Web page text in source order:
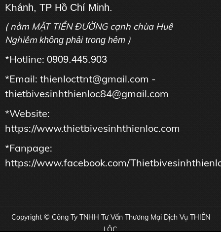
Khánh, TP Hồ Chí Minh.
( nằm MẶT TIỀN ĐƯỜNG cạnh chùa Huê
Nghiêm không phải trong hẻm )
*Hotline: 0909.445.903
*Email: thienlocttnt@gmail.com -
thietbivesinhthienloc84@gmail.com
*Website:
https://www.thietbivesinhthienloc.com
*Fanpage:
https://www.facebook.com/
Copyright © Công Ty TNHH Tư Vấn Thương Mại Dịch Vụ THIÊN
LỘC